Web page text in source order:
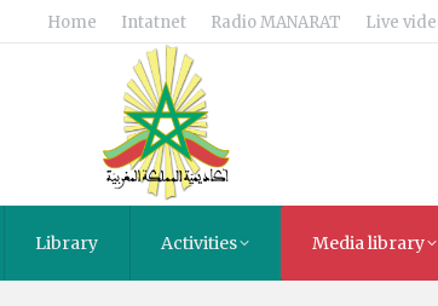
Home Intatnet Radio MANARAT Live
Library Activities Media library